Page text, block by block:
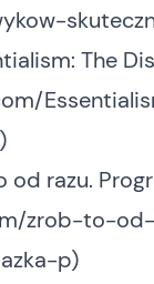
The
)
od razu.
zrob-to-
p)